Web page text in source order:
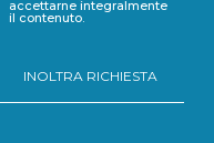
accettarne integralmente
il contenuto.